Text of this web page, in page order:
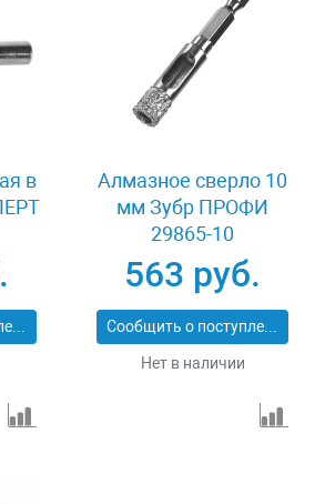
в
Сообщить о поступлении
Алмазное сверло 10
мм Зубр ПРОФИ
29865-10
563 руб.
Сообщить о поступлении
Нет в наличии